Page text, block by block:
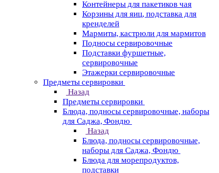
Контейнеры для пакетиков чая
Корзины для яиц, подставка для
кренделей
Мармиты, кастрюли для мармитов
Подносы сервировочные
Подставки фуршетные,
сервировочные
Этажерки сервировочные
Предметы сервировки
Назад
Предметы сервировки
Блюда, подносы сервировочные, наборы
для Саджа, Фондю
Назад
Блюда, подносы сервировочные,
наборы для Саджа, Фондю
Блюда для морепродуктов,
подставки